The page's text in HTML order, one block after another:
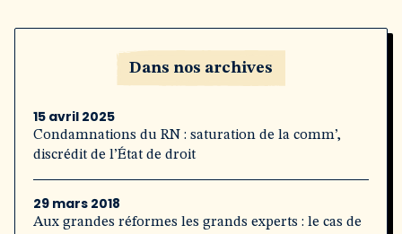
Dans nos archives
15 avril 2025
Condamnations du RN : saturation de la comm’,
discrédit de l’État de droit
29 mars 2018
Aux grandes réformes les grands experts : le cas de